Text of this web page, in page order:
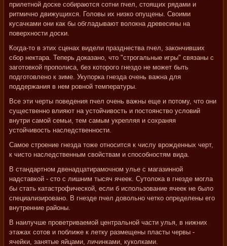
прилетной доске собираются сотни пчел, стоящих рядами и
ритмично движущихся. Головы их низко опущены. Своими
кусачками они как бы обгладывают волокна древесины на
поверхности доски.
Когда-то в этих сценах видели празднества пчел, закончивших
сбор нектара. Теперь доказано, что "строгальные игры" связаны с
заготовкой прополиса, без которого гнездо не может быть
подготовлено к зиме. Укупорка гнезда очень важна для
поддержания в нем ровной температуры.
Все эти черты поведения пчел очень важны еще и потому, что они
существенно влияют на устойчивость и постоянство условий
внутри самой семьи, тем самым укрепляя и сохраняя
устойчивость наследственности.
Самое строение гнезда тоже относится к числу врожденных черт,
к чисто наследственным свойствам и способностям вида.
В стандартном двенадцатирамочном улье с магазинной
надставкой - сто с лишним тысяч ячеек. Сутолока в гнезде могла
бы стать катастрофической, если б использование ячеек не было
специализировано. В гнезде пчел довольно четко определены его
внутренние районы.
В наилучше проветриваемой центральной части улья, в нижних
этажах сотов и поближе к летку размещены пласты червы -
ячейки, занятые яйцами, личинками, куколками.